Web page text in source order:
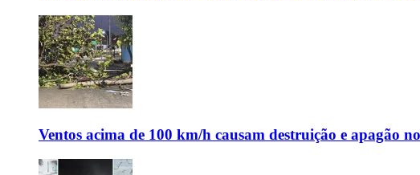
Ventos acima de 100 km/h causam destruição e apagão